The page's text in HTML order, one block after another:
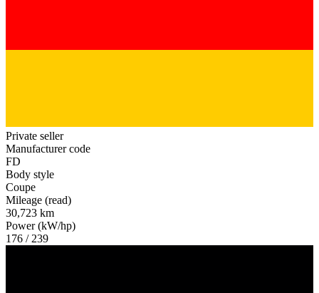
Private seller
Manufacturer code
FD
Body style
Coupe
Mileage (read)
30,723 km
Power (kW/hp)
176 / 239